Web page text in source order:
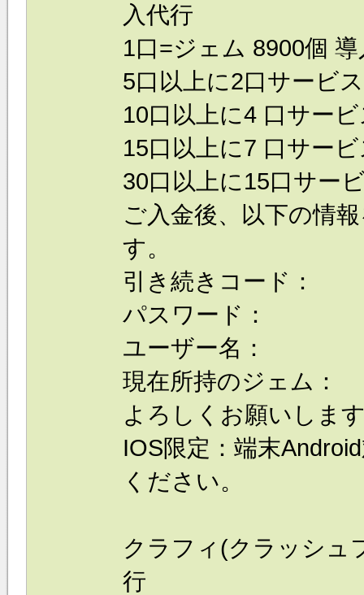
入代行
1口=ジェム 8900個
5口以上に2口サー
10口以上に4 口サー
15口以上に7 口サー
30口以上に15口サー
ご入金後、以下の情
す。
引き続きコード：
パスワード：
ユーザー名：
現在所持のジェム：
よろしくお願いしま
IOS限定：端末
ください。
クラフィ(クラッシュ
行